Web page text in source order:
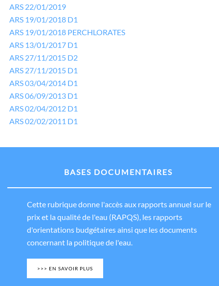
ARS 22/01/2019
ARS 19/01/2018 D1
ARS 19/01/2018 PERCHLORATES
ARS 13/01/2017 D1
ARS 27/11/2015 D2
ARS 27/11/2015 D1
ARS 03/04/2014 D1
ARS 06/09/2013 D1
ARS 02/04/2012 D1
ARS 02/02/2011 D1
BASES DOCUMENTAIRES
Cette rubrique donne l'accès aux rapports annuel sur le
prix et la qualité de l'eau (RAPQS), les rapports
d'orientations budgétaires ainsi que les documents
concernant la politique de l'eau.
>>> EN SAVOIR PLUS